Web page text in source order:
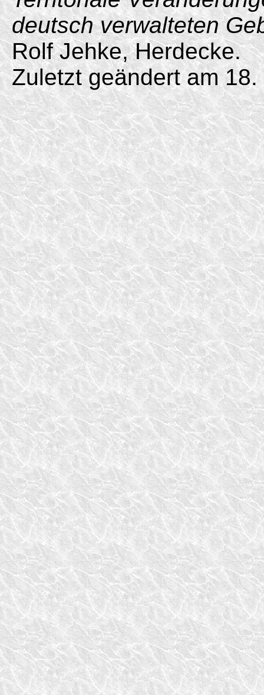
deutsch verwalteten
Rolf Jehke, Herdecke.
Zuletzt geändert am